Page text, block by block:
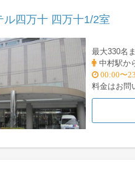
ル四万十 四万十1/2室
最大330名
中村駅か
00:00〜
料金はお問